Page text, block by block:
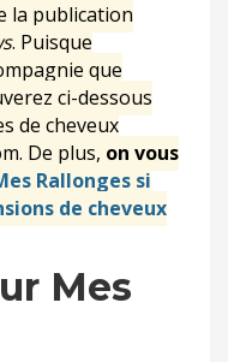
la publication
. Puisque
que
ci-dessous
de cheveux
De plus, on vous
Rallonges si
de cheveux
Mes